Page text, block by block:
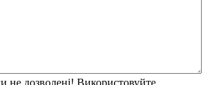
не дозволені! Використовуйте